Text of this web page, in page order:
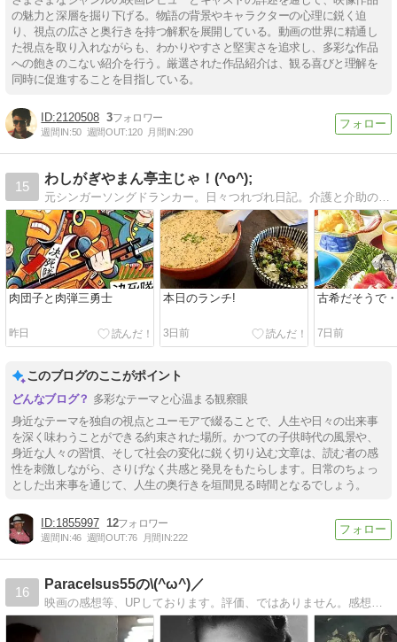
の魅力と深層を掘り下げる。物語の背景やキャラクターの心理に鋭く迫
り、視点の広さと奥行きを持つ解釈を展開している。動画の世界に精通し
た視点を取り入れながらも、わかりやすさと堅実さを追求し、多彩な作品
への飽きのこない紹介を行う。厳選された作品紹介は、観る喜びと理解を
同時に促進することを目指している。
2120508 3
週間IN:50 週間OUT:120 月間IN:290
15
わしがぎやまん亭主じゃ！(^o^);
元シンガーソングドランカー。日々つれづれ日記。介護と介助の日々。猫と机上の趣味。
肉団子と肉弾三勇士
昨日
本日のランチ!
3日前
古希だそうで
7日前
このブログのここがポイント
多彩なテーマと心温まる観察眼
身近なテーマを独自の視点とユーモアで綴ることで、人生や日々の出来事
を深く味わうことができる約束された場所。かつての子供時代の風景や、
身近な人々の習慣、そして社会の変化に鋭く切り込む文章は、読む者の感
性を刺激しながら、さりげなく共感と発見をもたらします。日常のちょっ
とした出来事を通じて、人生の奥行きを垣間見る時間となるでしょう。
1855997 12
週間IN:46 週間OUT:76 月間IN:222
16
Paracelsus55の\(^ω^)／
映画の感想等、UPしております。評価、ではありません。感想。評価出来る程、偉くはないですから〜。